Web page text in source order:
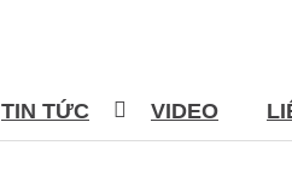
TIN TỨC VIDEO